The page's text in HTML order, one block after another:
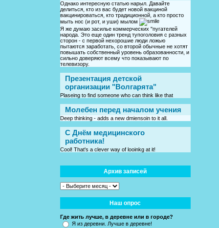
Однако интересную статью нарыл. Давайте
делиться, кто из вас будет новой вакциной
вакцинироваться, кто традиционной, а кто просто
мыть нос (и рот, и уши) мылом
Я же думаю засилье коммерческих "пугателей
народа. Это еще один тренд тупоголовия с разных
сторон - с первой нехорошие люди ложью
пытаются заработать, со второй обычные не хотят
повышать собственный уровень образованности, и
сильно доверяют всему что показывают по
телевизору.
Презентация детской
организации "Волгарята"
Plaseing to find someone who can think like that
Молебен перед началом учения
Deep thinking - adds a new dmiensoin to it all.
C Днём медицинского
работника!
Cool! That's a clever way of looinkg at it!
Архив записей
Наш опрос
Где жить лучше, в деревне или в городе?
Я из деревни. Лучше в деревне!